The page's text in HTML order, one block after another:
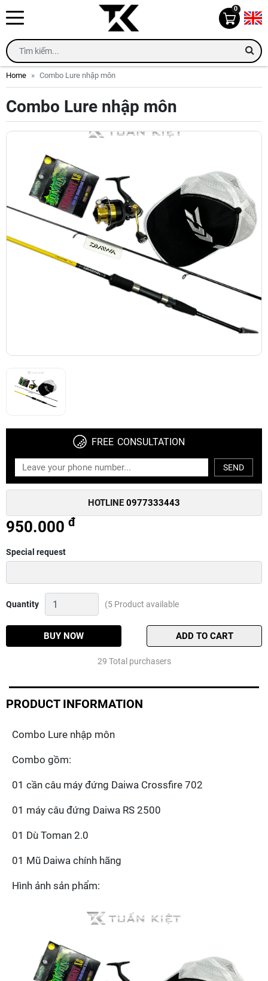
0
Home Combo Lure nhập môn
Combo Lure nhập môn
FREE CONSULTATION
SEND
HOTLINE 0977333443
950.000 đ
Special request
Quantity
Combo
Lure
môn
(5 Product available
BUY NOW ADD TO CART
29 Total purchasers
PRODUCT INFORMATION
Combo Lure nhập môn
Combo gồm:
01 cần câu máy đứng Daiwa Crossfire 702
01 máy câu đứng Daiwa RS 2500
01 Dù Toman 2.0
01 Mũ Daiwa chính hãng
Hình ảnh sản phẩm: